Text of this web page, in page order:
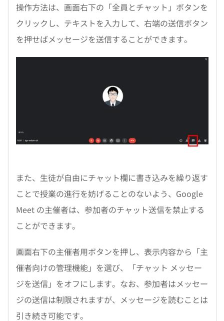
操作方法は、画面右下の「全員とチャット」ボタンを
クリックし、テキストを入力して、右端の送信ボタン
を押せばメッセージを送信することができます。
また、生徒が自由にチャット欄に書き込みを繰り返す
ことで授業の進行を妨げることのないよう、Google
Meet の主催者は、参加者のチャット送信を禁止する
ことができます。
画面右下の主催者用ボタンを押し、表示内容から「主
催者向けの管理機能」を選び、「チャット メッセー
ジを送信」をオフにします。なお、参加者はメッセー
ジの送信は制限されますが、メッセージを読むことは
引き続き可能です。